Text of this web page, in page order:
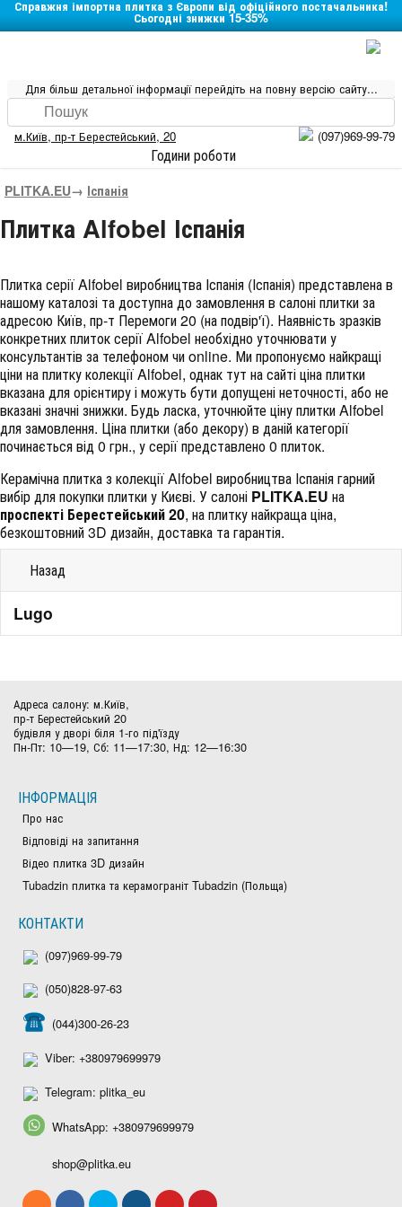
Справжня імпортна плитка з Європи від офіційного постачальника!
Сьогодні знижки 15-35%
Для більш детальної інформації перейдіть на повну версію сайту...
м.Київ, пр-т Берестейський, 20 (097)969-99-79
Години роботи
PLITKA.EU→ Іспанія
Плитка Alfobel Іспанія
Плитка серіїAlfobel виробництва Іспанія (Іспанія) представлена в
нашому каталозі та доступна до замовлення в салоні плитки за
адресою Київ, пр-т Перемоги 20 (на подвір'ї). Наявність зразків
конкретних плиток серії Alfobel необхідно уточнювати у
консультантів за телефоном чи online. Ми пропонуємо найкращі
ціни на плитку колекціїAlfobel, однак тут на сайті ціна плитки
вказана для орієнтиру і можуть бути допущені неточності, або не
вказані значні знижки. Будь ласка, уточнюйте ціну плитки Alfobel
для замовлення. Ціна плитки (або декору) в даній категорії
починається від 0 грн., у серії представлено 0 плиток.
Керамічна плитка з колекції Alfobel виробництва Іспанія гарний
вибір для покупки плитки у Києві. У салоні PLITKA.EU на
проспекті Берестейський 20, на плитку найкраща ціна,
безкоштовний 3D дизайн, доставка та гарантія.
Назад
Lugo
Адреса салону: м.Київ,
пр-т Берестейський 20
будівля у дворі біля 1-го під'їзду
Пн-Пт: 10—19, Сб: 11—17:30, Нд: 12—16:30
ІНФОРМАЦІЯ
Про нас
Відповіді на запитання
Відео плитка 3D дизайн
Tubadzin плитка та керамограніт Tubadzin (Польща)
КОНТАКТИ
(097)969-99-79
(050)828-97-63
(044)300-26-23
Viber: +380979699979
Telegram: plitka_eu
WhatsApp: +380979699979
shop@plitka.eu